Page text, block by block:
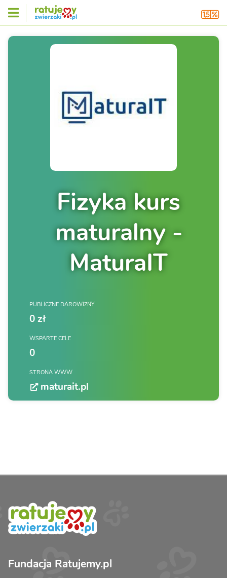
Fizyka kurs
maturalny -
MaturaIT
PUBLICZNE DAROWIZNY
0 zł
WSPARTE CELE
0
STRONA WWW
maturait.pl
Fundacja Ratujemy.pl